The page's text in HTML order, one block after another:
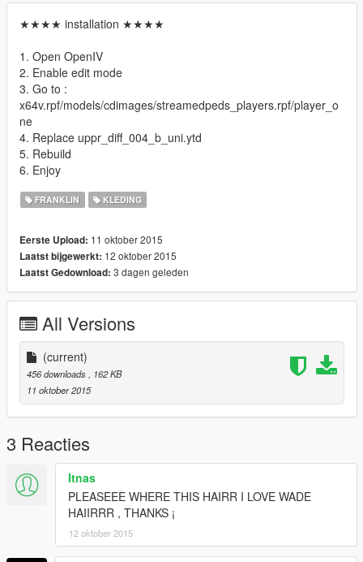
★★★★ installation ★★★★
1. Open OpenIV
2. Enable edit mode
3. Go to :
x64v.rpf/models/cdimages/streamedpeds_players.rpf/player_o
ne
4. Replace uppr_diff_004_b_uni.ytd
5. Rebuild
6. Enjoy
FRANKLIN KLEDING
Eerste Upload: 11 oktober 2015
Laatst bijgewerkt: 12 oktober 2015
Laatst Gedownload: 3 dagen geleden
All Versions
(current)
456 downloads, 162 KB
11 oktober 2015
3 Reacties
Itnas
PLEASEEE WHERE THIS HAIRR I LOVE WADE
HAIIRRR , THANKS ¡
12 oktober 2015